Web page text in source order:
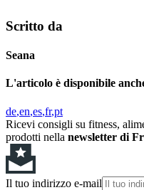
Scritto da
Seana
L'articolo è disponibile
de en es fr pt
Ricevi consigli su fitness,
prodotti nella newsletter di
Il tuo indirizzo e-mail